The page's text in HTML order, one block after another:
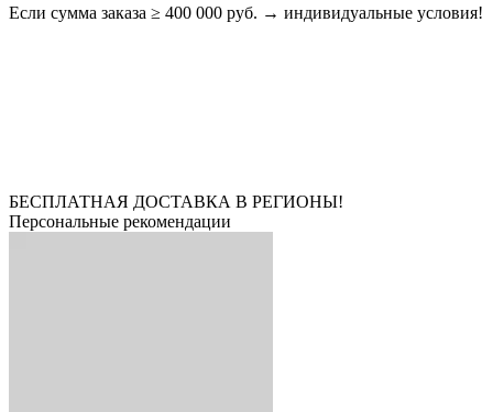
Если сумма заказа ≥ 400 000 руб. → индивидуальные условия!
БЕСПЛАТНАЯ ДОСТАВКА В РЕГИОНЫ!
Персональные рекомендации